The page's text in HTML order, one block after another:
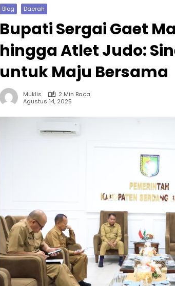
Blog Daerah
Bupati Sergai Gaet
hingga Atlet Judo:
untuk Maju Bersama
Muklis
2 Min Baca
Agustus 14, 2025